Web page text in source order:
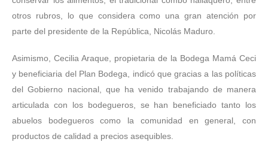
otros rubros, lo que considera como una gran atención por
parte del presidente de la República, Nicolás Maduro.
Asimismo, Cecilia Araque, propietaria de la Bodega Mamá Ceci
y beneficiaria del Plan Bodega, indicó que gracias a las políticas
del Gobierno nacional, que ha venido trabajando de manera
articulada con los bodegueros, se han beneficiado tanto los
abuelos bodegueros como la comunidad en general, con
productos de calidad a precios asequibles.